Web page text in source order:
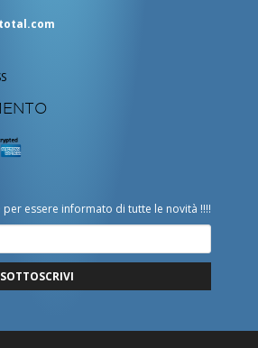
essere informato di tutte le novità !!!!